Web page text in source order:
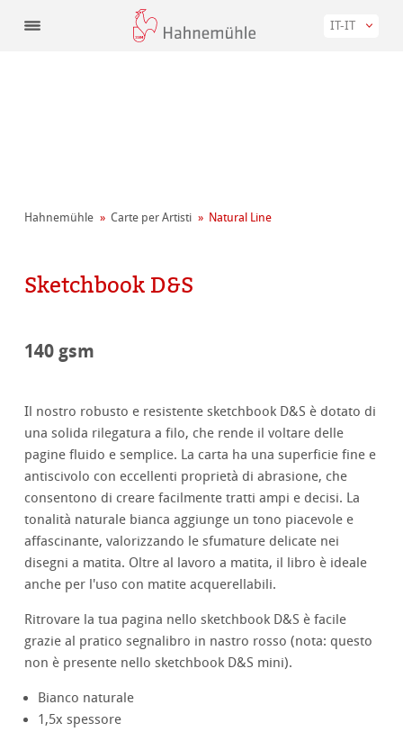
IT-IT
Hahnemühle Carte per Artisti Natural Line
Sketchbook D&S
140 gsm
Il nostro robusto e resistente sketchbook D&S è dotato di
una solida rilegatura a filo, che rende il voltare delle
pagine fluido e semplice. La carta ha una superficie fine e
antiscivolo con eccellenti proprietà di abrasione, che
consentono di creare facilmente tratti ampi e decisi. La
tonalità naturale bianca aggiunge un tono piacevole e
affascinante, valorizzando le sfumature delicate nei
disegni a matita. Oltre al lavoro a matita, il libro è ideale
anche per l'uso con matite acquerellabili.
Ritrovare la tua pagina nello sketchbook D&S è facile
grazie al pratico segnalibro in nastro rosso (nota: questo
non è presente nello sketchbook D&S mini).
Bianco naturale
1,5x spessore